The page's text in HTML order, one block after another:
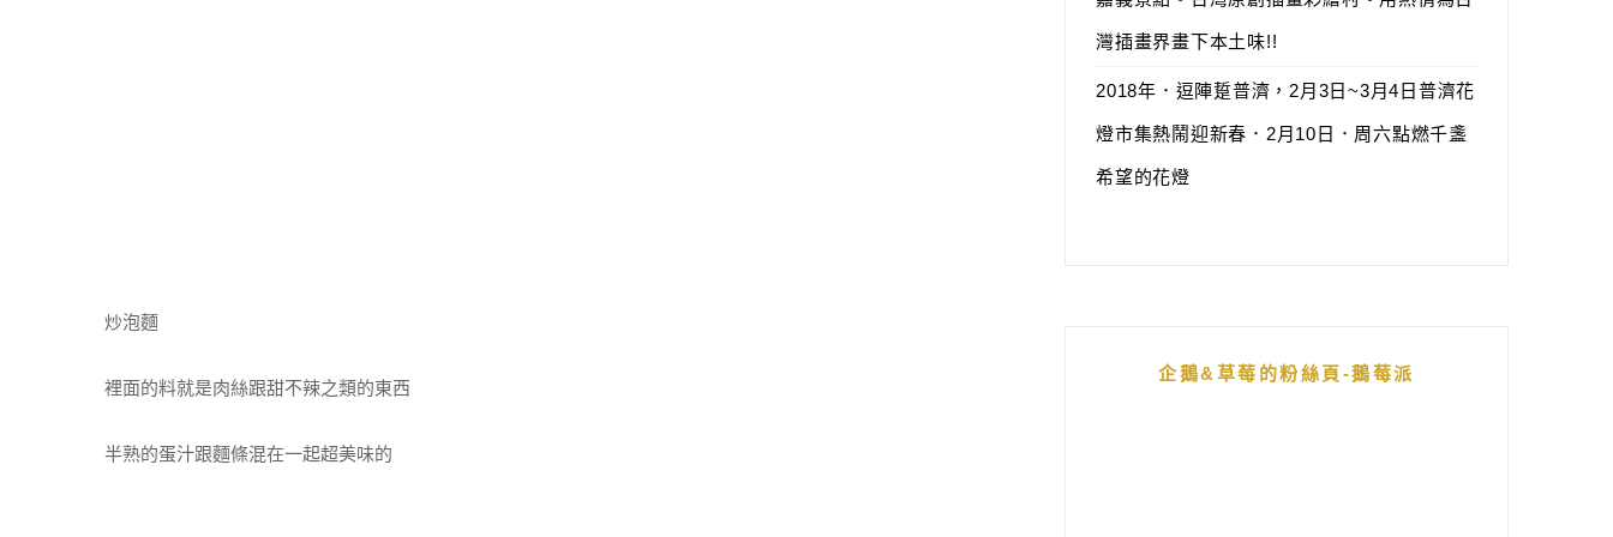
炒泡麵
裡面的料就是肉絲跟甜不辣之類的東西
半熟的蛋汁跟麵條混在一起超美味的
灣插畫界畫下本土味!!
2018年．逗陣踅普濟，2月3日~3月4日普濟花
燈市集熱鬧迎新春．2月10日．周六點燃千盞
希望的花燈
企鵝&草莓的粉絲頁-鵝莓派